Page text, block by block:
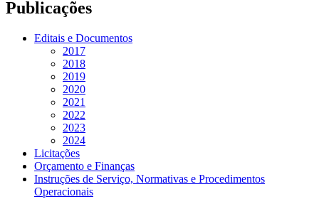
Publicações
Editais e Documentos
2017
2018
2019
2020
2021
2022
2023
2024
Licitações
Orçamento e Finanças
Instruções de Serviço, Normativas e Procedimentos
Operacionais